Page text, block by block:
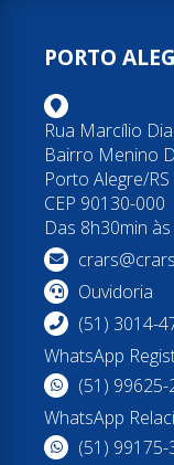
PORTO
Rua Marcílio
Bairro Menino
Porto Alegre/RS
CEP 90130-000
Das 8h30min
Ouvidoria
(51) 3014-
WhatsApp
(51) 99625-
WhatsApp
(51)